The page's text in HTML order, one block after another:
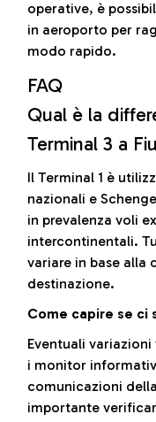
operative, è
in aeroporto per
modo rapido.
FAQ
Qual è la
Terminal 3 a
Il Terminal 1 è
nazionali e
in prevalenza voli
intercontinentali.
variare in base alla
destinazione.
Come capire se ci
Eventuali
i monitor
comunicazioni
importante